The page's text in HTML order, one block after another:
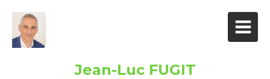
Jean-Luc FUGIT